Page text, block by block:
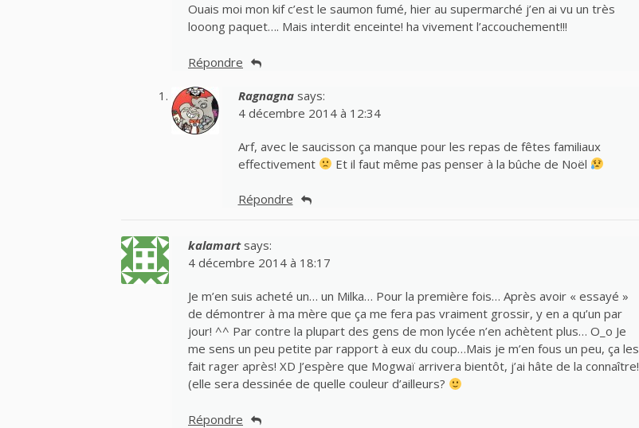
Ouais moi mon kif c’est le saumon fumé, hier au supermarché j’en ai vu un très
looong paquet…. Mais interdit enceinte! ha vivement l’accouchement!!!
Répondre
Ragnagna says:
4 décembre 2014 à 12:34
Arf, avec le saucisson ça manque pour les repas de fêtes familiaux
effectivement
Et il faut même pas penser à la bûche de Noël
Répondre
kalamart says:
4 décembre 2014 à 18:17
Je m’en suis acheté un… un Milka… Pour la première fois… Après avoir « essayé »
de démontrer à ma mère que ça me fera pas vraiment grossir, y en a qu’un par
jour! ^^ Par contre la plupart des gens de mon lycée n’en achètent plus… O_o Je
me sens un peu petite par rapport à eux du coup…Mais je m’en fous un peu, ça les
fait rager après! XD J’espère que Mogwaï arrivera bientôt, j’ai hâte de la connaître!
(elle sera dessinée de quelle couleur d’ailleurs?
Répondre